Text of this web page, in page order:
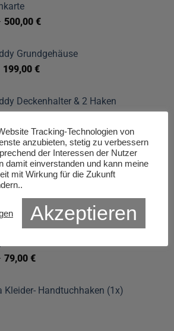
500,00 €
Grundgehäuse
Ursprünglicher
249,00 €
199,00 €Aktueller
199,00 €.
Deckenhalter & 2 Haken
169,00 €
79,00 €
Kleider- Handtuchhaken (1x)
Tracking-Technologien von
anzubieten, stetig zu verbessern
der Interessen der Nutzer
damit einverstanden und kann meine
mit Wirkung für die Zukunft
Akzeptieren